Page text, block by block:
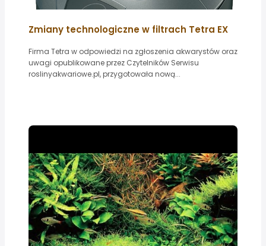
Zmiany technologiczne w filtrach Tetra EX
Firma Tetra w odpowiedzi na zgłoszenia akwarystów oraz
uwagi opublikowane przez Czytelników Serwisu
roslinyakwariowe.pl, przygotowała nową...